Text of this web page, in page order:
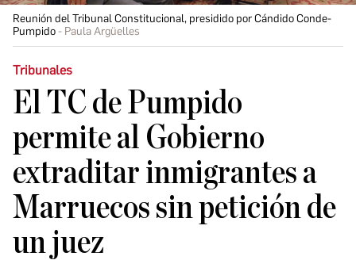
Reunión del Tribunal Constitucional, presidido por Cándido Conde-
Pumpido
Paula Argüelles
Tribunales
El TC de Pumpido
permite al Gobierno
extraditar inmigrantes a
Marruecos sin petición de
un juez